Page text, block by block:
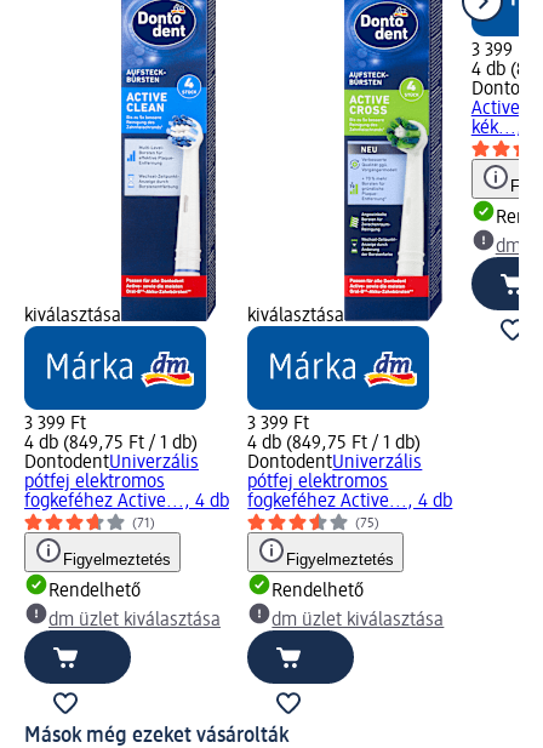
kiválasztása
3 399 Ft
4 db (849,75 Ft / 1 db)
DontodentUniverzális
pótfej elektromos
fogkeféhez Active..., 4 db
(71)
Figyelmeztetés
Rendelhető
dm üzlet kiválasztása
kiválasztása
3 399 Ft
4 db (849,75 Ft / 1 db)
DontodentUniverzális
pótfej elektromos
fogkeféhez Active..., 4 db
(75)
Figyelmeztetés
Rendelhető
dm üzlet kiválasztása
3 399 Ft
4 db
Active
kék..., 4
dm
Mások még ezeket vásárolták